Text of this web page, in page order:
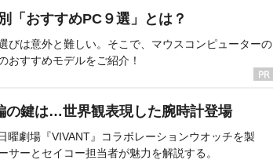
「おすすめPC９選」とは？
びは意外と難しい。そこで、マウスコンピューターの
おすすめモデルをご紹介！
の鍵は…世界観表現した腕時計登場
曜劇場『VIVANT』コラボレーションウオッチを製
サーとセイコー担当者が魅力を解説する。